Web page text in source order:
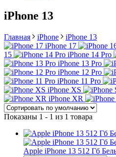
iPhone 13
Главная iPhone
iPhone 13
iPhone 17
15
iPhone 14 Pro
iPhone 13 Pro
iPhone 12 Pro
iPhone 11 Pro
iPhone XS
iPhone XR
Показаны 1 - 1 из 1 товара
Apple iPhone 13 512 Гб